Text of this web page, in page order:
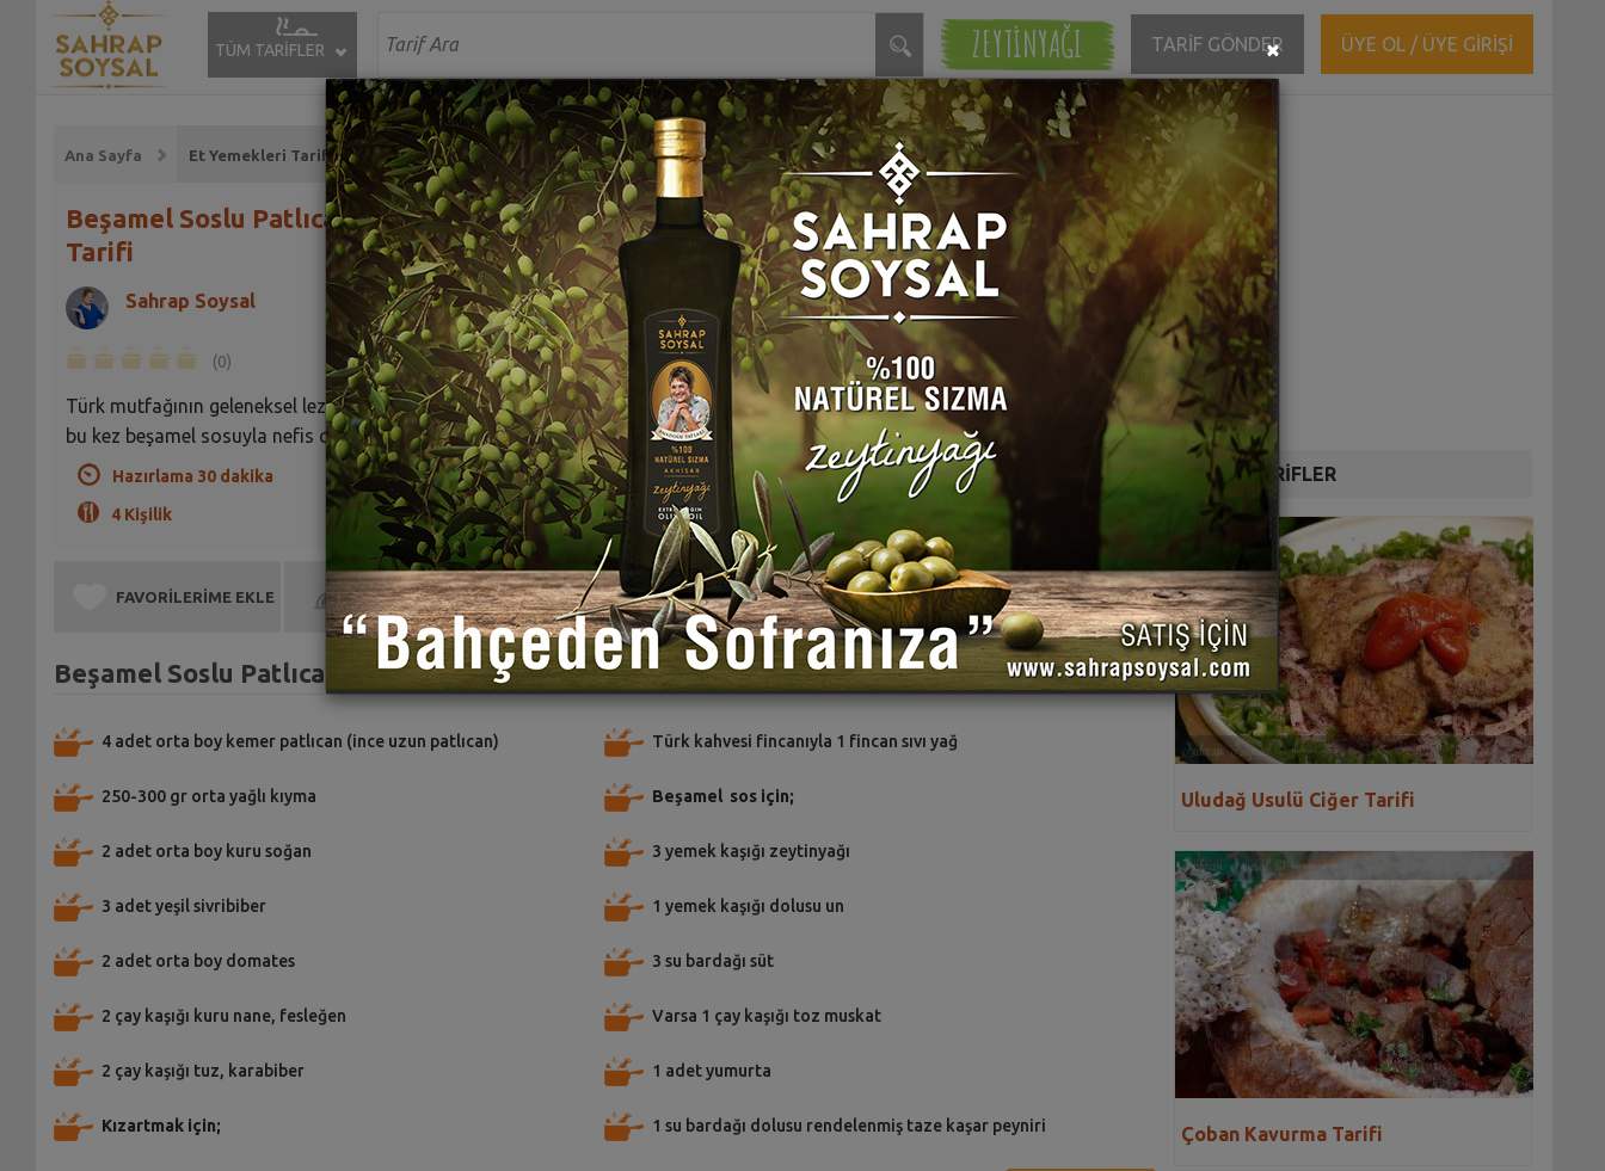
TÜM TARİFLER ZEYTİNYAĞI TARİF GÖNDER ÜYE OL / ÜYE GİRİŞİ
Ana Sayfa Et Yemekleri Tarifleri
Beşamel Soslu Patlıcan Musakka
Tarifi
Sahrap Soysal
(0)
Türk mutfağının geleneksel lezzeti patlıcan musakka
bu kez beşamel sosuyla nefis oldu.
Hazırlama 30 dakika
4 Kişilik
FAVORİLERİME EKLE BEN DE YAPTIM TARİFE PUAN VER TARİFİ PAYLAŞ TARİFİ YAZDIR
Beşamel Soslu Patlıcan Musakka Tarifi için Malzemeler
4 adet orta boy kemer patlıcan (ince uzun patlıcan)
250-300 gr orta yağlı kıyma
2 adet orta boy kuru soğan
3 adet yeşil sivribiber
2 adet orta boy domates
2 çay kaşığı kuru nane, fesleğen
2 çay kaşığı tuz, karabiber
Kızartmak için;
Türk kahvesi fincanıyla 1 fincan sıvı yağ
Beşamel sos için;
3 yemek kaşığı zeytinyağı
1 yemek kaşığı dolusu un
3 su bardağı süt
Varsa 1 çay kaşığı toz muskat
1 adet yumurta
1 su bardağı dolusu rendelenmiş taze kaşar peyniri
DİĞER TARİFLER
Uludağ Usulü Ciğer Tarifi
Çoban Kavurma Tarifi
×Close